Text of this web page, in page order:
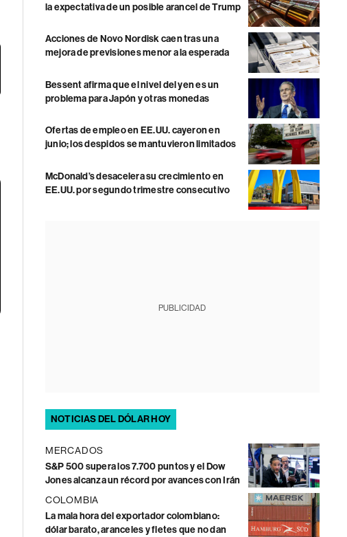
la expectativa de un posible arancel de Trump
Acciones de Novo Nordisk caen tras una
mejora de previsiones menor a la esperada
Bessent afirma que el nivel del yen es un
problema para Japón y otras monedas
Ofertas de empleo en EE.UU. cayeron en
junio; los despidos se mantuvieron limitados
McDonald’s desacelera su crecimiento en
EE.UU. por segundo trimestre consecutivo
PUBLICIDAD
NOTICIAS DEL DÓLAR HOY
MERCADOS
S&P 500 supera los 7.700 puntos y el Dow
Jones alcanza un récord por avances con Irán
COLOMBIA
La mala hora del exportador colombiano:
dólar barato, aranceles y fletes que no dan